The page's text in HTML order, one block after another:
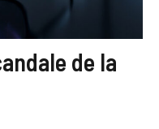
de la